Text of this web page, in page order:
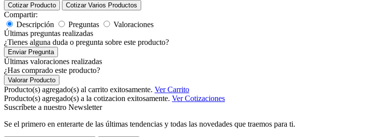
Cotizar Producto Cotizar Varios Productos
Compartir:
Descripción
Preguntas
Valoraciones
Últimas preguntas realizadas
¿Tienes alguna duda o pregunta sobre este producto?
Enviar Pregunta
Últimas valoraciones realizadas
¿Has comprado este producto?
Valorar Producto
Producto(s) agregado(s) al carrito exitosamente. Ver Carrito
Producto(s) agregado(s) a la cotizacion exitosamente. Ver Cotizaciones
Suscríbete a nuestro Newsletter
Se el primero en enterarte de las últimas tendencias y todas las novedades que traemos para ti.